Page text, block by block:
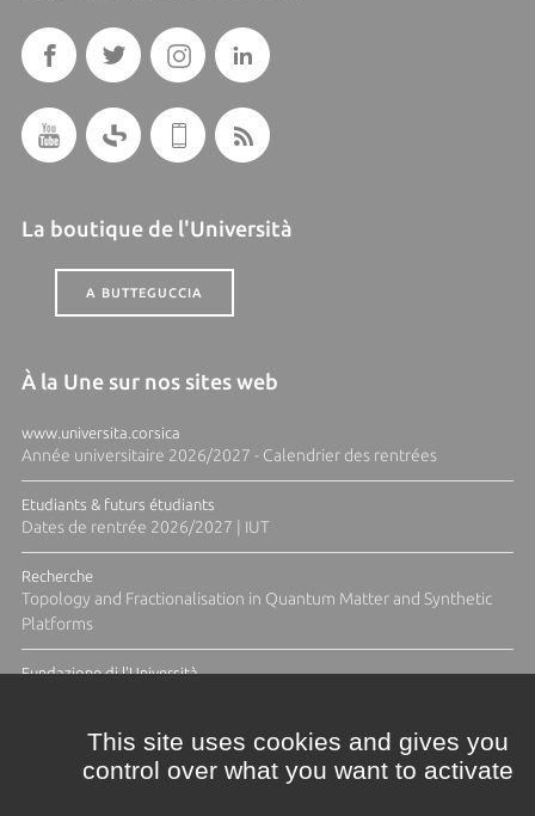
La boutique de l'Università
A BUTTEGUCCIA
À la Une sur nos sites web
www.universita.corsica
Année universitaire 2026/2027 - Calendrier des rentrées
Etudiants & futurs étudiants
Dates de rentrée 2026/2027 | IUT
Recherche
Topology and Fractionalisation in Quantum Matter and Synthetic
Platforms
Fundazione di l'Università
This site uses cookies and gives you
control over what you want to activate